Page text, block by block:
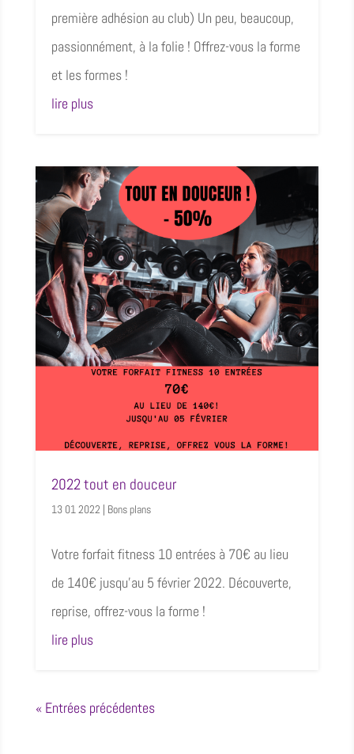
première adhésion au club) Un peu, beaucoup,
passionnément, à la folie ! Offrez-vous la forme
et les formes !
lire plus
2022 tout en douceur
13 01 2022 | Bons plans
Votre forfait fitness 10 entrées à 70€ au lieu
de 140€ jusqu’au 5 février 2022. Découverte,
reprise, offrez-vous la forme !
lire plus
« Entrées précédentes